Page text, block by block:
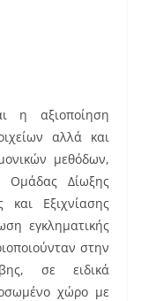
η αξιοποίηση
αλλά και
μεθόδων,
Ομάδας Δίωξης
Εξιχνίασης
εγκληματικής
στην
σε ειδικά
χώρο με